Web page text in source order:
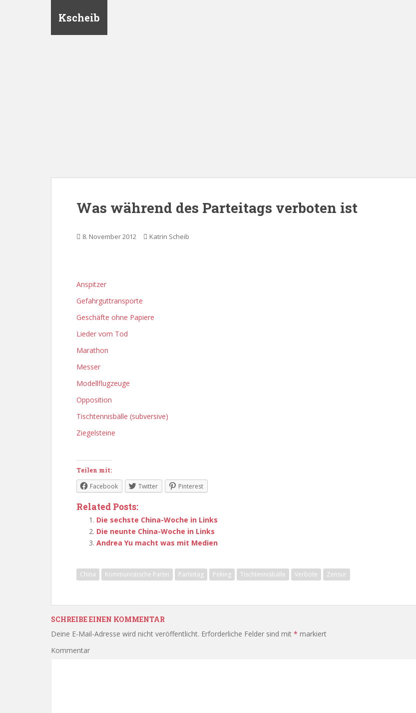
Kscheib
Was während des Parteitags verboten ist
8. November 2012 Katrin Scheib
Anspitzer
Gefahrguttransporte
Geschäfte ohne Papiere
Lieder vom Tod
Marathon
Messer
Modellflugzeuge
Opposition
Tischtennisbälle (subversive)
Ziegelsteine
Teilen mit:
Facebook Twitter Pinterest
Related Posts:
Die sechste China-Woche in Links
Die neunte China-Woche in Links
Andrea Yu macht was mit Medien
China Kommunistische Partei Parteitag Peking Tischtennisbälle Verbote Zensur
SCHREIBE EINEN KOMMENTAR
Deine E-Mail-Adresse wird nicht veröffentlicht. Erforderliche Felder sind mit * markiert
Kommentar